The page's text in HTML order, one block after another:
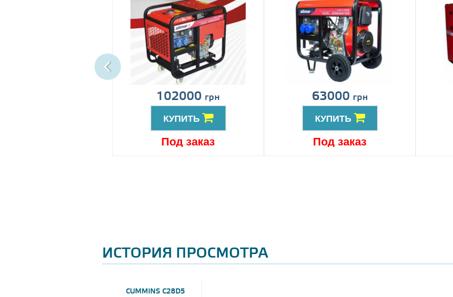
102000 грн
КУПИТЬ
Под заказ
63000 грн
КУПИТЬ
Под заказ
ИСТОРИЯ ПРОСМОТРА
CUMMINS C28D5